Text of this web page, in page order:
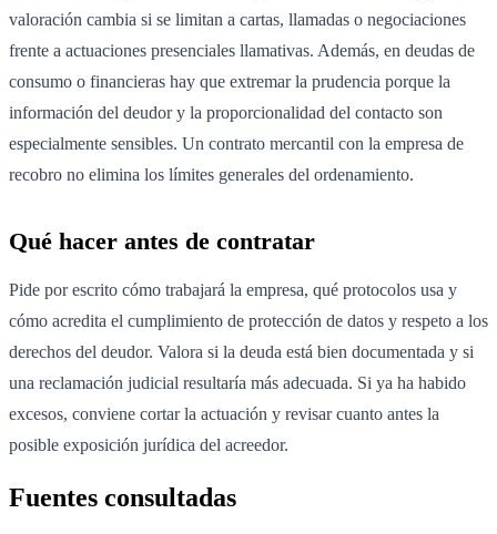
valoración cambia si se limitan a cartas, llamadas o negociaciones
frente a actuaciones presenciales llamativas. Además, en deudas de
consumo o financieras hay que extremar la prudencia porque la
información del deudor y la proporcionalidad del contacto son
especialmente sensibles. Un contrato mercantil con la empresa de
recobro no elimina los límites generales del ordenamiento.
Qué hacer antes de contratar
Pide por escrito cómo trabajará la empresa, qué protocolos usa y
cómo acredita el cumplimiento de protección de datos y respeto a los
derechos del deudor. Valora si la deuda está bien documentada y si
una reclamación judicial resultaría más adecuada. Si ya ha habido
excesos, conviene cortar la actuación y revisar cuanto antes la
posible exposición jurídica del acreedor.
Fuentes consultadas